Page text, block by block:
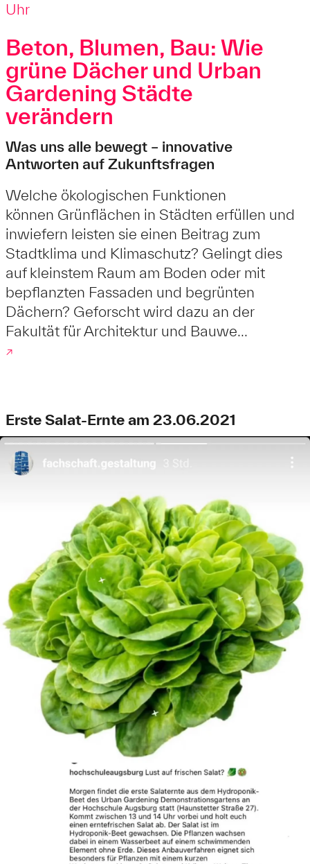
Uhr
Beton, Blumen, Bau: Wie
grüne Dächer und Urban
Gardening Städte
verändern
Was uns alle bewegt – innovative
Antworten auf Zukunftsfragen
Welche ökologischen Funktionen
können Grünflächen in Städten erfüllen und
inwiefern leisten sie einen Beitrag zum
Stadtklima und Klimaschutz? Gelingt dies
auf kleinstem Raum am Boden oder mit
bepflanzten Fassaden und begrünten
Dächern? Geforscht wird dazu an der
Fakultät für Architektur und Bauwe...
↗
Erste Salat-Ernte am 23.06.2021